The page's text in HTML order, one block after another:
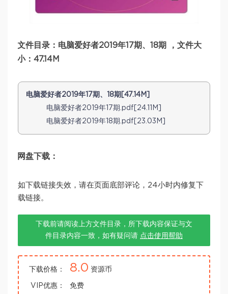
文件目录：电脑爱好者2019年17期、18期 ，文件大
小：47.14M
电脑爱好者2019年17期、18期[47.14M]
电脑爱好者2019年17期.pdf[24.11M]
电脑爱好者2019年18期.pdf[23.03M]
网盘下载：
如下载链接失效，请在页面底部评论，24小时内修复下
载链接。
下载前请阅读上方文件目录，所下载内容保证与文
件目录内容一致，如有疑问请 点击使用帮助
下载价格： 8.0 资源币
VIP优惠： 免费